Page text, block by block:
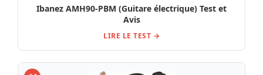
Ibanez AMH90-PBM (Guitare électrique) Test et
Avis
LIRE LE TEST →